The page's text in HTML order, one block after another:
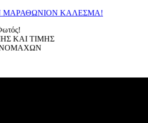
ΚΑΛΕΣΜΑ!
ΚΑΙ ΤΙΜΗΣ